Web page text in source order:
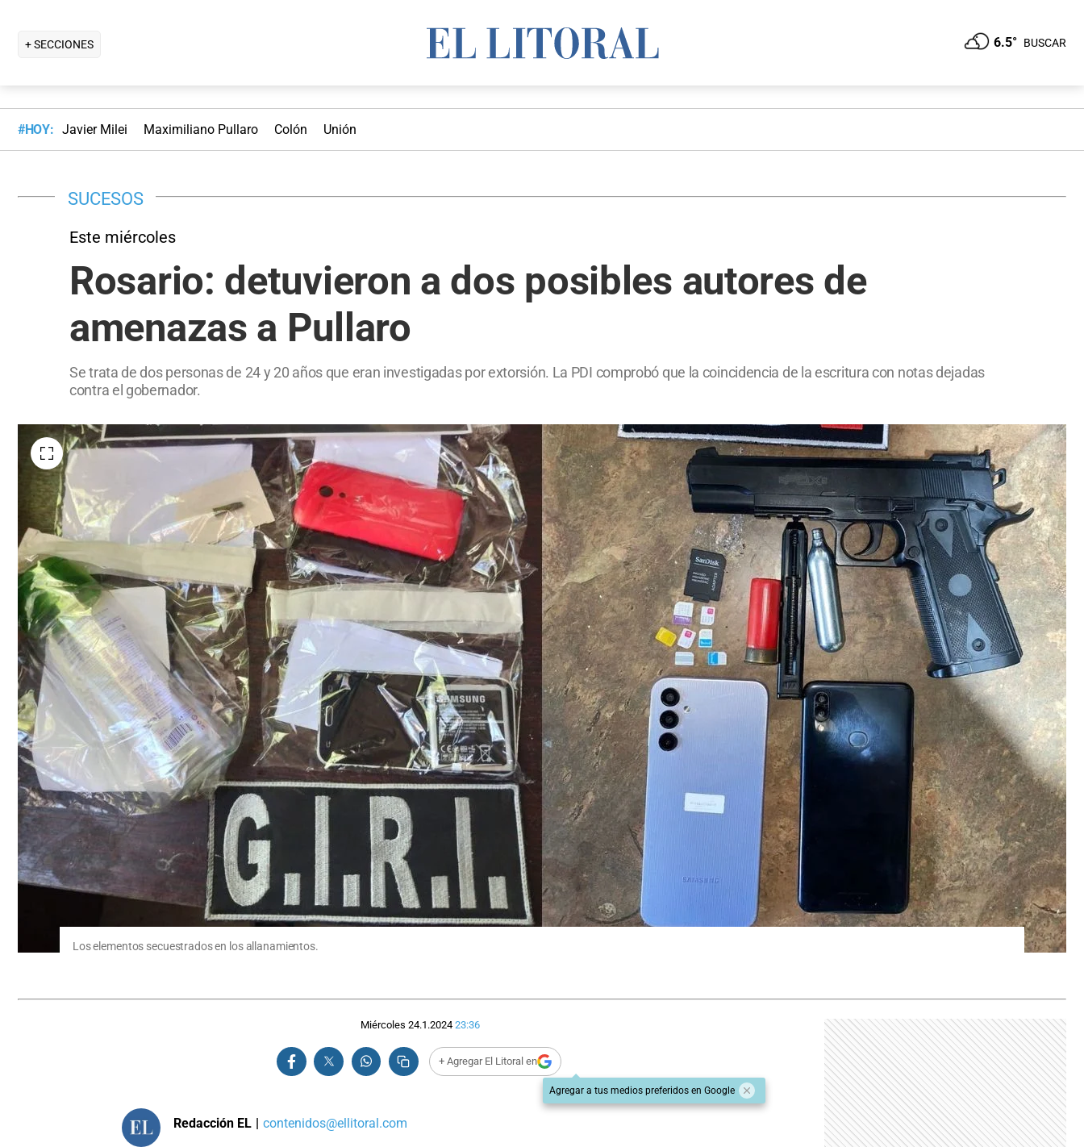
+ SECCIONES 6.5° BUSCAR
#HOY: Javier Milei Maximiliano Pullaro Colón Unión
SUCESOS
Este miércoles
Rosario: detuvieron a dos posibles autores de
amenazas a Pullaro
Se trata de dos personas de 24 y 20 años que eran investigadas por extorsión. La PDI comprobó que la coincidencia de la escritura con notas dejadas
contra el gobernador.
Los elementos secuestrados en los allanamientos.
Miércoles 24.1.2024 23:36
+ Agregar El Litoral en
Agregar a tus medios preferidos en Google
Redacción EL | contenidos@ellitoral.com